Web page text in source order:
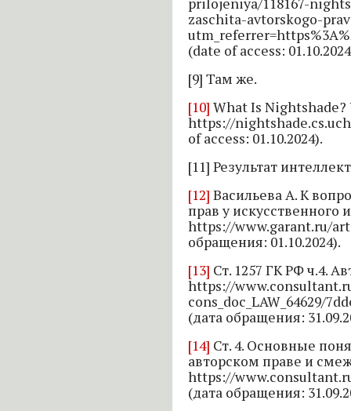
zaschita-avtorskogo-
(date of access:
[9] Там же.
[10] What Is Nightshade?
https://
of access: 01.10.2024).
[11] Результат
[12] Васильева А. К
прав у искусственного
https://www.garant.ru/
обращения: 01.10.2024).
[13] Ст. 1257 ГК РФ ч.4.
https://
cons_doc_LAW_64629/
(дата обращения:
[14] Ст. 4. Основные
авторском праве и
https://
(дата обращения: